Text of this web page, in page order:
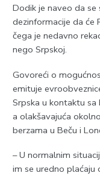
Dodik je naveo da se
dezinformacije da će
čega je nedavno
nego Srpskoj.
Govoreći o
emituje
Srpska u kontaktu sa
a olakšavajuća
berzama u Beču i
– U normalnim
im se uredno plaćaju